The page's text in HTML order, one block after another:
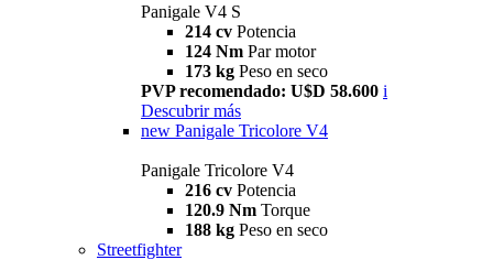
Panigale V4 S
214 cv Potencia
124 Nm Par motor
173 kg Peso en seco
PVP recomendado: U$D 58.600 i
Descubrir más
new Panigale Tricolore V4
Panigale Tricolore V4
216 cv Potencia
120.9 Nm Torque
188 kg Peso en seco
Streetfighter